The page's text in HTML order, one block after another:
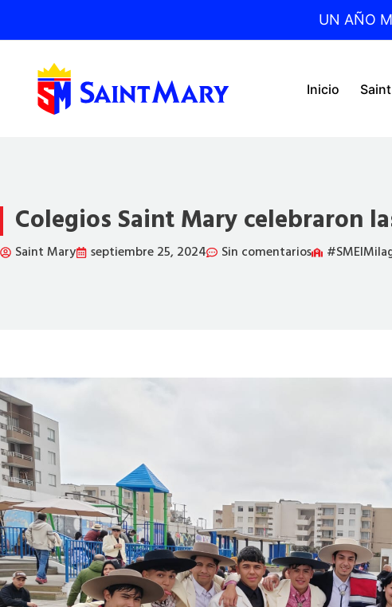
contenido
UN AÑO
Inicio
Colegios Saint Mary celebraron
Saint Mary septiembre 25, 2024 Sin comentarios